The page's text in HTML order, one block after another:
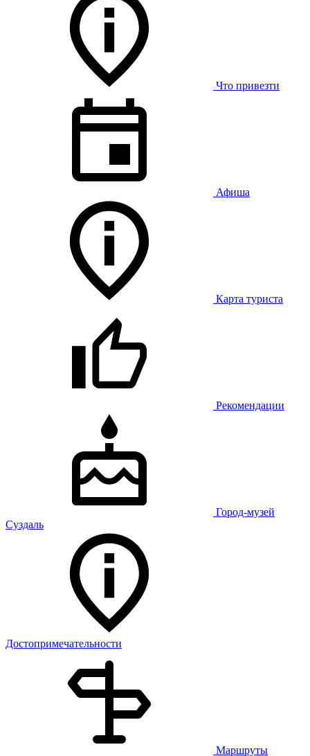
Что привезти
Афиша
Карта туриста
Рекомендации
Город-музей
Суздаль
Достопримечательности
Маршруты